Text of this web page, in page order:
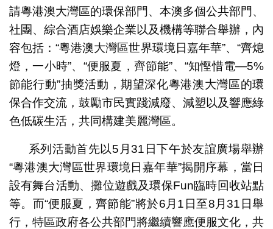
請粵港澳大灣區的環保部門、本澳多個公共部門、
社團、綜合酒店娛樂企業以及機構等聯合舉辦，內
容包括：“粵港澳大灣區世界環境日嘉年華”、“齊熄
燈，一小時”、“便服夏，齊節能”、“知慳惜電—5%
節能行動”抽獎活動，期望深化粵港澳大灣區的環
保合作交流，鼓勵市民實踐減廢、減塑以及響應綠
色低碳生活，共同構建美麗灣區。
系列活動首先以5月31日下午於友誼廣場舉辦
“粵港澳大灣區世界環境日嘉年華”揭開序幕，當日
設有舞台活動、攤位遊戲及環保Fun臨時回收站點
等。而“便服夏，齊節能”將於6月1日至8月31日舉
行，特區政府各公共部門將繼續響應便服文化，共